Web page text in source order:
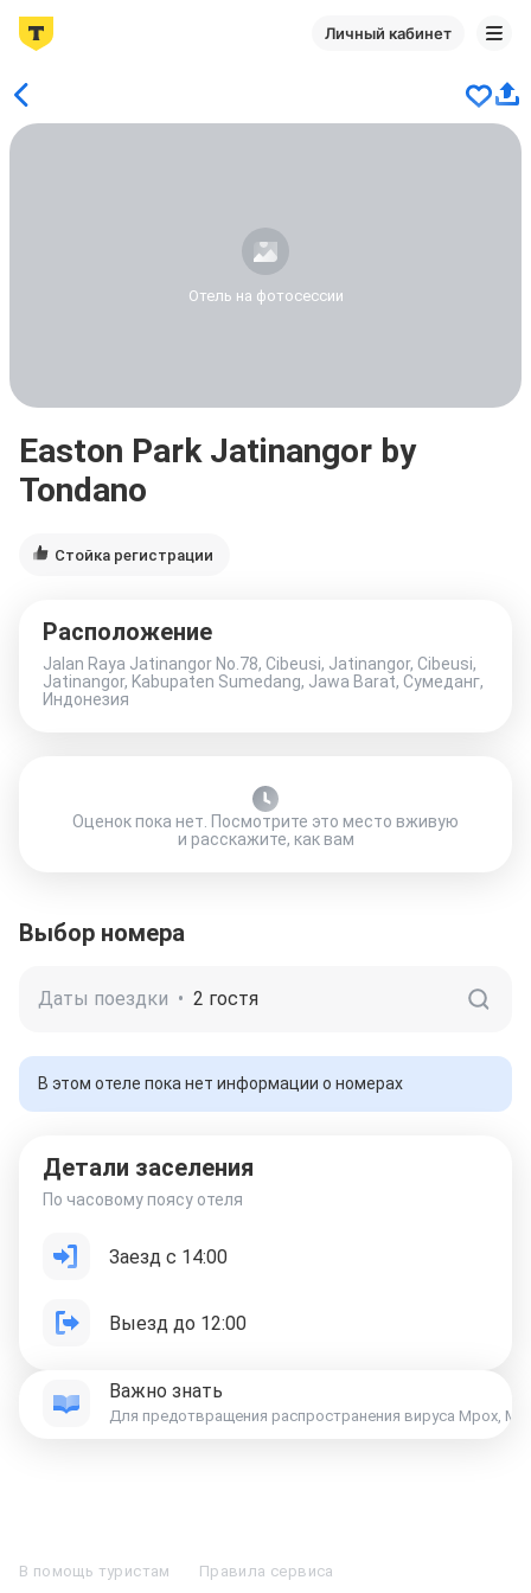
Личный кабинет
Отель на фотосессии
Easton Park Jatinangor by
Tondano
Стойка регистрации
Расположение
Jalan Raya Jatinangor No.78, Cibeusi, Jatinangor, Cibeusi,
Jatinangor, Kabupaten Sumedang, Jawa Barat, Сумеданг,
Индонезия
Оценок пока нет. Посмотрите это место вживую
и расскажите, как вам
Выбор номера
Даты поездки • 2 гостя
В этом отеле пока нет информации о номерах
Детали заселения
По часовому поясу отеля
Заезд с 14:00
Выезд до 12:00
Важно знать
Для предотвращения распространения вируса Mpox,
Отели в КазаниОтели в Нижнем Новгороде
В помощь туристам Правила сервиса